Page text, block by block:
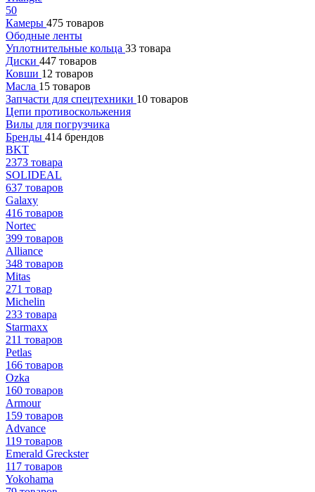
50
Камеры 475 товаров
Ободные ленты
Уплотнительные кольца 33 товара
Диски 447 товаров
Ковши 12 товаров
Масла 15 товаров
Запчасти для спецтехники 10 товаров
Цепи противоскольжения
Вилы для погрузчика
Бренды 414 брендов
BKT
2373 товара
SOLIDEAL
637 товаров
Galaxy
416 товаров
Nortec
399 товаров
Alliance
348 товаров
Mitas
271 товар
Michelin
233 товара
Starmaxx
211 товаров
Petlas
166 товаров
Ozka
160 товаров
Armour
159 товаров
Advance
119 товаров
Emerald Greckster
117 товаров
Yokohama